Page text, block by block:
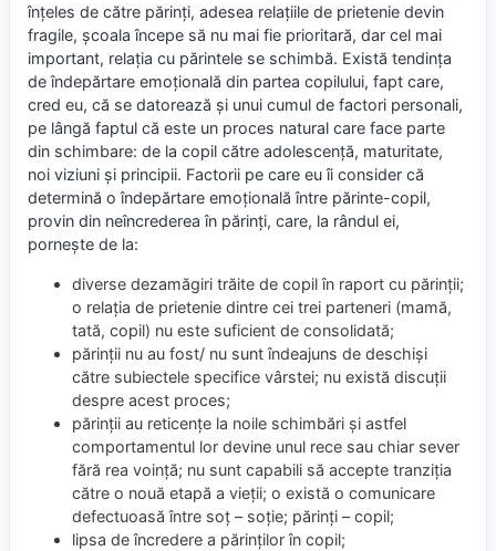
înțeles de către părinți, adesea relațiile de prietenie devin
fragile, școala începe să nu mai fie prioritară, dar cel mai
important, relația cu părintele se schimbă. Există tendința
de îndepărtare emoțională din partea copilului, fapt care,
cred eu, că se datorează și unui cumul de factori personali,
pe lângă faptul că este un proces natural care face parte
din schimbare: de la copil către adolescență, maturitate,
noi viziuni și principii. Factorii pe care eu îi consider că
determină o îndepărtare emoțională între părinte-copil,
provin din neîncrederea în părinți, care, la rândul ei,
pornește de la:
diverse dezamăgiri trăite de copil în raport cu părinții;
o relația de prietenie dintre cei trei parteneri (mamă,
tată, copil) nu este suficient de consolidată;
părinții nu au fost/ nu sunt îndeajuns de deschiși
către subiectele specifice vârstei; nu există discuții
despre acest proces;
părinții au reticențe la noile schimbări și astfel
comportamentul lor devine unul rece sau chiar sever
fără rea voință; nu sunt capabili să accepte tranziția
către o nouă etapă a vieții; o există o comunicare
defectuoasă între soț – soție; părinți – copil;
lipsa de încredere a părinților în copil;